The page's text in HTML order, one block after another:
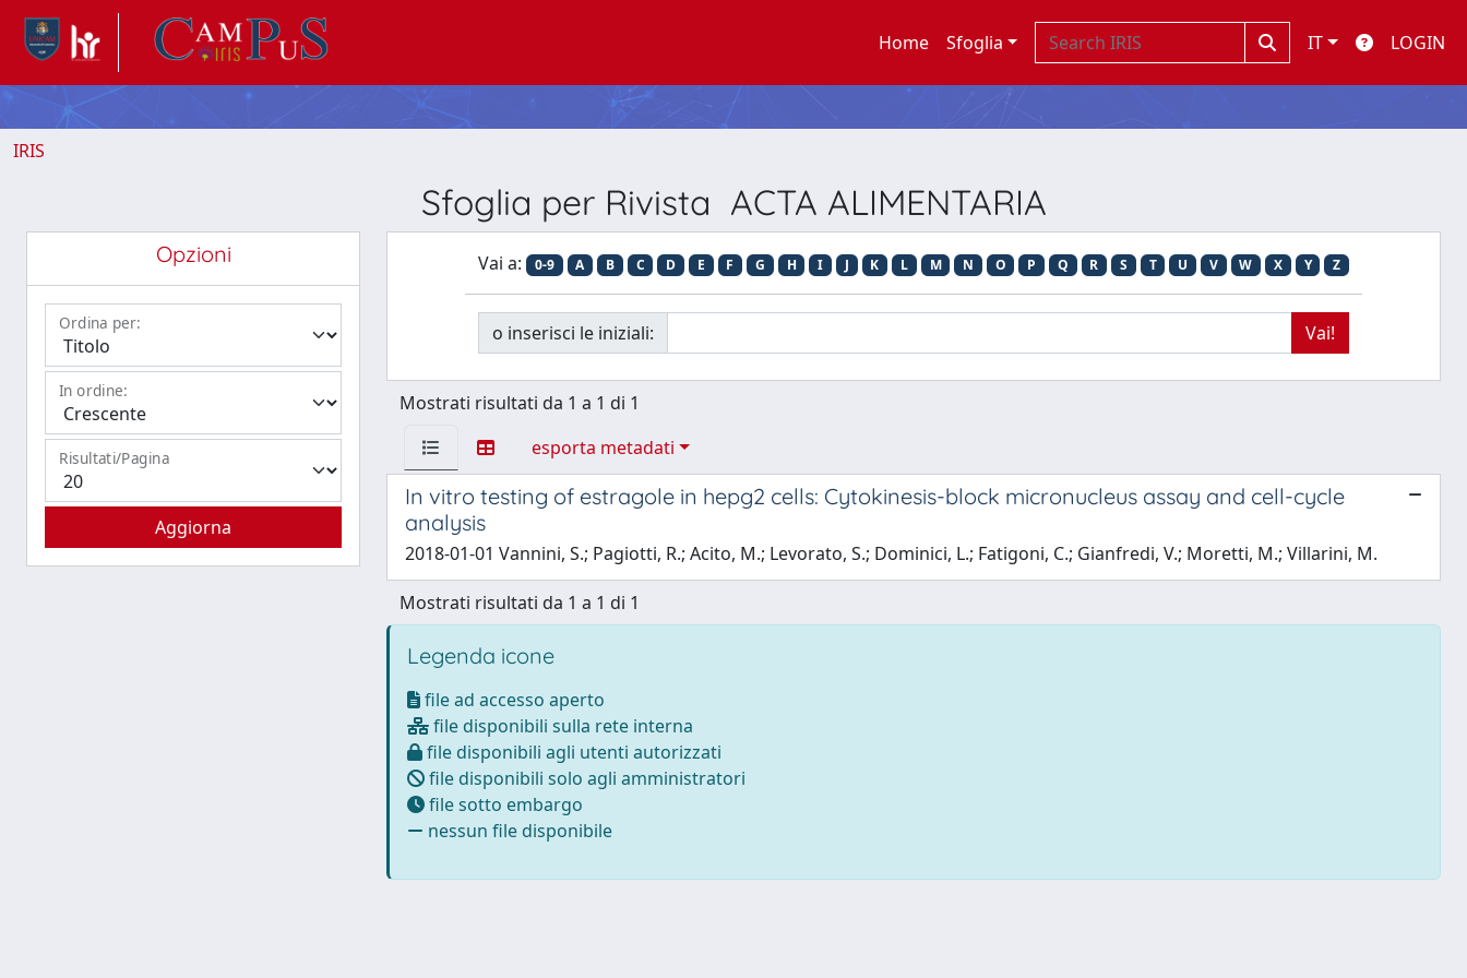
Home Sfoglia IT LOGIN
IRIS
Sfoglia per Rivista ACTA ALIMENTARIA
Opzioni
Ordina per:
In ordine:
Risultati/Pagina
Vai a: 0-9 A B C D E F G H I J K L M N O P Q R S T U V W X Y Z
o inserisci le iniziali:
Mostrati risultati da 1 a 1 di 1
esporta metadati
In vitro testing of estragole in hepg2 cells: Cytokinesis-block micronucleus assay and cell-cycle
analysis
2018-01-01 Vannini, S.; Pagiotti, R.; Acito, M.; Levorato, S.; Dominici, L.; Fatigoni, C.; Gianfredi, V.; Moretti, M.; Villarini, M.
Mostrati risultati da 1 a 1 di 1
Legenda icone
file ad accesso aperto
file disponibili sulla rete interna
file disponibili agli utenti autorizzati
file disponibili solo agli amministratori
file sotto embargo
nessun file disponibile